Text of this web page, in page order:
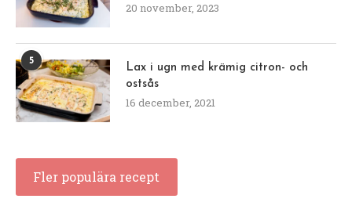
20 november, 2023
5
Lax i ugn med krämig citron- och
ostsås
16 december, 2021
Fler populära recept